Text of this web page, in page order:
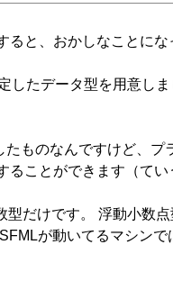
と、おかしなことに
したデータ型を用意しま
ものなんですけど、
ことができます（てい
だけです。 浮動小数
が動いてるマシン